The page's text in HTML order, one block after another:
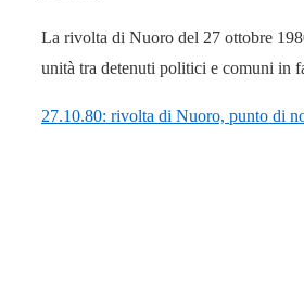
La rivolta di Nuoro del 27 ottobre
unità tra detenuti politici e comuni in
27.10.80: rivolta di Nuoro, punto di